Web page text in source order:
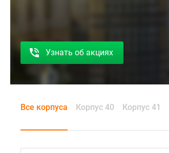
Узнать об акциях
Все корпуса Корпус 40 Корпус 41